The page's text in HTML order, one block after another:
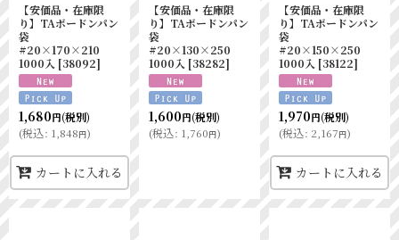
【安価品・在庫限
り】TAボードンパン
袋
#20×170×210
1000入 [38092]
1,680円(税別)
(税込: 1,848円)
カートに入れる
【安価品・在庫限
り】TAボードンパン
袋
#20×130×250
1000入 [38282]
1,600円(税別)
(税込: 1,760円)
【安価品・在庫限
り】TAボードンパン
袋
#20×150×250
1000入 [38122]
1,970円(税別)
(税込: 2,167円)
カートに入れる